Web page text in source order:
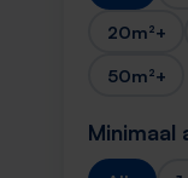
20m²+
50m²+
Minimaal